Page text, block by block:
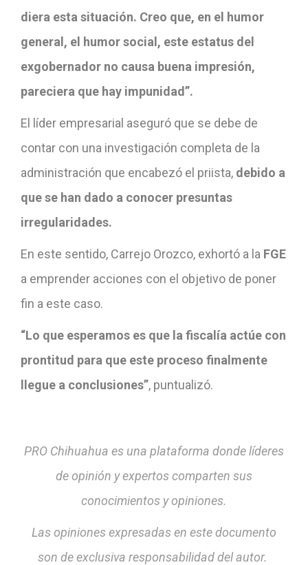
diera esta situación. Creo que, en el humor
general, el humor social, este estatus del
exgobernador no causa buena impresión,
pareciera que hay impunidad”.
El líder empresarial aseguró que se debe de
contar con una investigación completa de la
administración que encabezó el priista, debido a
que se han dado a conocer presuntas
irregularidades.
En este sentido, Carrejo Orozco, exhortó a la FGE
a emprender acciones con el objetivo de poner
fin a este caso.
“Lo que esperamos es que la fiscalía actúe con
prontitud para que este proceso finalmente
llegue a conclusiones”, puntualizó.
PRO Chihuahua es una plataforma donde líderes
de opinión y expertos comparten sus
conocimientos y opiniones.
Las opiniones expresadas en este documento
son de exclusiva responsabilidad del autor.